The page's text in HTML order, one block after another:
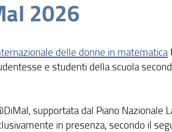
2026
delle donne in matematica
e studenti della scuola
supportata dal Piano Nazionale
in presenza, secondo il